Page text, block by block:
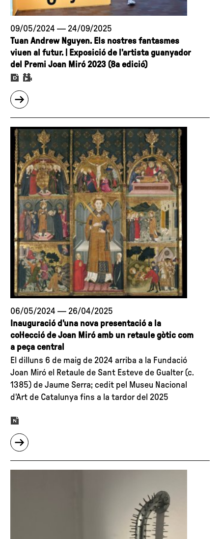
09/05/2024 — 24/09/2025
Tuan Andrew Nguyen. Els nostres fantasmes
viuen al futur. | Exposició de l’artista guanyador
del Premi Joan Miró 2023 (8a edició)
Andrew
Nguyen.
Els
nostres
fantasmes
viuen
al
futur.
|
Exposició
de
l’artista
guanyador
del
Premi
Miró
2023
edició)"
06/05/2024 — 26/04/2025
Inauguració d'una nova presentació a la
col·lecció de Joan Miró amb un retaule gòtic com
a peça central
El dilluns 6 de maig de 2024 arriba a la Fundació
Joan Miró el Retaule de Sant Esteve de Gualter (c.
1385) de Jaume Serra; cedit pel Museu Nacional
d'Art de Catalunya fins a la tardor del 2025